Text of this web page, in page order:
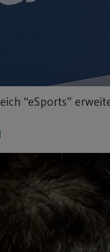
“eSports”